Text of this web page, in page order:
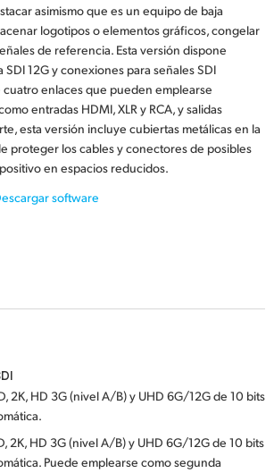
asimismo que es un equipo de baja
logotipos o elementos gráficos, congelar
de referencia. Esta versión dispone
12G y conexiones para señales SDI
enlaces que pueden emplearse
entradas HDMI, XLR y RCA, y salidas
esta versión incluye cubiertas metálicas en la
proteger los cables y conectores de posibles
en espacios reducidos.
software
2K, HD 3G (nivel A/B) y UHD 6G/12G de 10 bits
2K, HD 3G (nivel A/B) y UHD 6G/12G de 10 bits
Puede emplearse como segunda